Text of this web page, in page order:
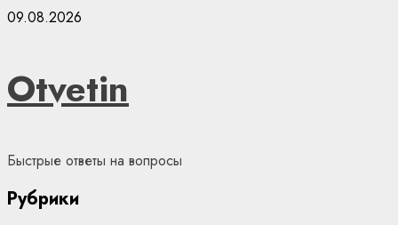
Skip
09.08.2026
Otvetin
Быстрые ответы на вопросы
Рубрики